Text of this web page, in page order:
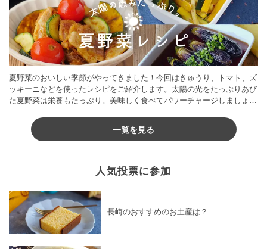
夏野菜のおいしい季節がやってきました！今回はきゅうり、トマト、ズ
ッキーニなどを使ったレシピをご紹介します。太陽の光をたっぷりあび
た夏野菜は栄養もたっぷり。美味しく食べてパワーチャージしましょう
一覧を見る
人気投票に参加
長崎のおすすめのお土産は？